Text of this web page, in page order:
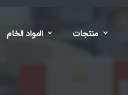
منتجات المواد الخام